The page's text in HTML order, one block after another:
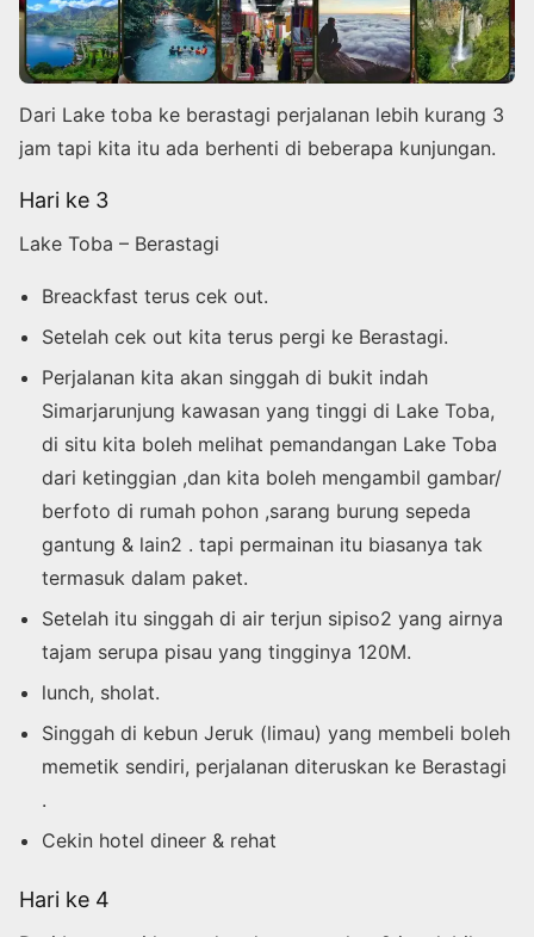
Dari Lake toba ke berastagi perjalanan lebih kurang 3
jam tapi kita itu ada berhenti di beberapa kunjungan.
Hari ke 3
Lake Toba – Berastagi
Breackfast terus cek out.
Setelah cek out kita terus pergi ke Berastagi.
Perjalanan kita akan singgah di bukit indah
Simarjarunjung kawasan yang tinggi di Lake Toba,
di situ kita boleh melihat pemandangan Lake Toba
dari ketinggian ,dan kita boleh mengambil gambar/
berfoto di rumah pohon ,sarang burung sepeda
gantung & lain2 . tapi permainan itu biasanya tak
termasuk dalam paket.
Setelah itu singgah di air terjun sipiso2 yang airnya
tajam serupa pisau yang tingginya 120M.
lunch, sholat.
Singgah di kebun Jeruk (limau) yang membeli boleh
memetik sendiri, perjalanan diteruskan ke Berastagi
.
Cekin hotel dineer & rehat
Hari ke 4